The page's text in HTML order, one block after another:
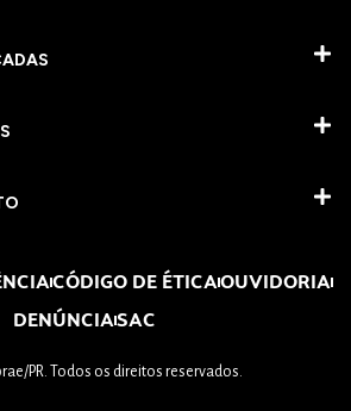
CÓDIGO DE ÉTICAOUVIDORIA
DENÚNCIASAC
PR. Todos os direitos reservados.